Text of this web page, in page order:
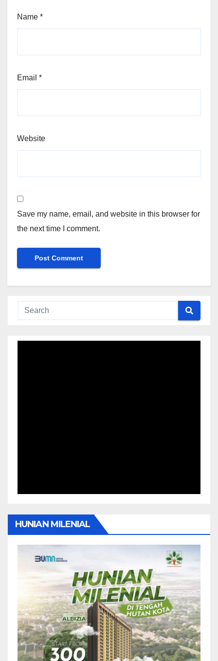
Name *
Email *
Website
Save my name, email, and website in this browser for
the next time I comment.
HUNIAN MILENIAL